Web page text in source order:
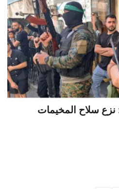
نزع سلاح المخيمات